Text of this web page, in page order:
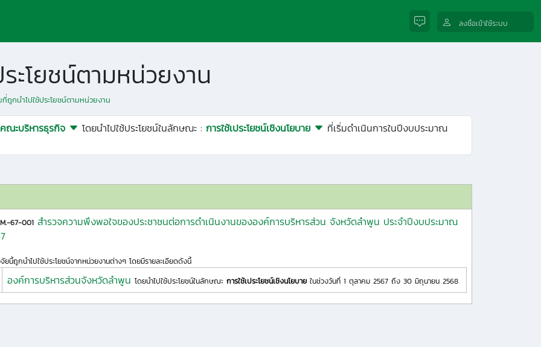
ลงชื่อเข้าใช้ระบบ
ะโยชน์ตามหน่วยงาน
ถูกนำไปใช้ประโยชน์ตามหน่วยงาน
คณะบริหารธุรกิจ โดยนำไปใช้ประโยชน์ในลักษณะ : การใช้เประโยชน์เชิงนโยบาย ที่เริ่มดำเนินการในปีงบประมาณ
67-001 สำรวจความพึงพอใจของประชาชนต่อการดำเนินงานขององค์การบริหารส่วน จังหวัดลำพูน ประจำปีงบประมาณ
ยนี้ถูกนำไปใช้ประโยชน์จากหน่วยงานต่างๆ โดยมีรายละเอียดดังนี้
องค์การบริหารส่วนจังหวัดลำพูน โดยนำไปใช้ประโยชน์ในลักษณะ การใช้เประโยชน์เชิงนโยบายในช่วงวันที่ 1 ตุลาคม 2567 ถึง 30 มิถุนายน 2568